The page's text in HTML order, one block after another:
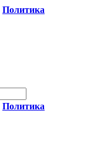
Политика
Политика